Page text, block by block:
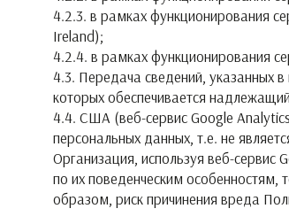
4.2.3. в рамках функционирования
Ireland);
4.2.4. в рамках функционирования
4.3. Передача сведений, указанных
которых обеспечивается
4.4. США (веб-сервис Google
персональных данных, т.е. не
Организация, используя веб-
по их поведенческим особенностям,
образом, риск причинения вреда